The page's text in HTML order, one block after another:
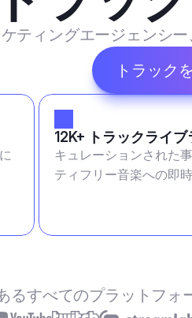
ティングエージェンシ
トラック
12K+ トラックライブ
キュレーションされた
ティフリー音楽への即
るすべてのプラットフォ